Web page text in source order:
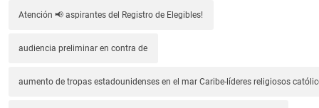
Atención 📢 aspirantes del Registro de Elegibles!
audiencia preliminar en contra de
aumento de tropas estadounidenses en el mar Caribe-líderes religiosos